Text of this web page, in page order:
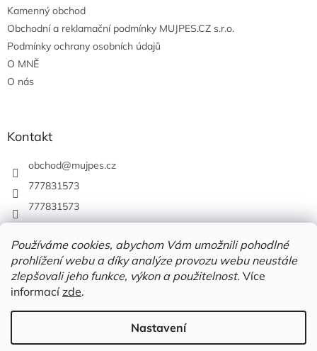
Používáme cookies, abychom Vám umožnili pohodlné
prohlížení webu a díky analýze provozu webu neustále
zlepšovali jeho funkce, výkon a použitelnost. Více
informacízde.
Nastavení
Kamenný obchod
Obchodní a reklamační podmínky MUJPES.CZ s.r.o.
Podmínky ochrany osobních údajů
O MNĚ
O nás
Kontakt
obchod@mujpes.cz
777831573
777831573
Vytvořil Shoptet